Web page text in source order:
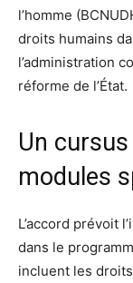
l’homme
droits humains
l’administration
réforme de l’État.
Un
modules
L’accord prévoit
dans le
incluent les